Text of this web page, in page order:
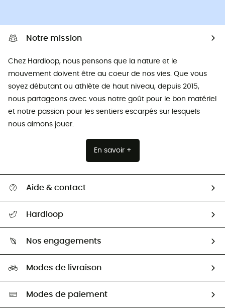
Notre mission
Chez Hardloop, nous pensons que la nature et le
mouvement doivent être au coeur de nos vies. Que vous
soyez débutant ou athlète de haut niveau, depuis 2015,
nous partageons avec vous notre goût pour le bon matériel
et notre passion pour les sentiers escarpés sur lesquels
nous aimons jouer.
En savoir +
Aide & contact
Guide des tailles
Seconde Main
Aide & Contact
Hardloop
HardGuides
Nos engagements
Sélection éco-responsable
Modes de livraison
Modes de paiement